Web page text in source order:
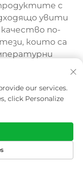
с
увити
по-
които са
е по-
значителни
на
our services.
click Personalize